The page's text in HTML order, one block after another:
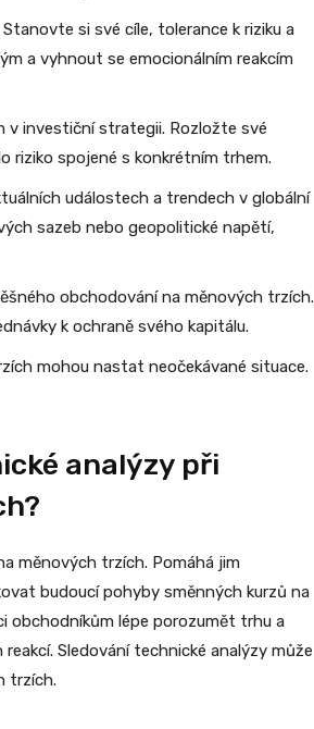
si své cíle, tolerance k riziku a
a vyhnout se emocionálním reakcím
v investiční strategii. Rozložte své
riziko spojené s konkrétním trhem.
událostech a trendech v globální
sazeb nebo geopolitické napětí,
obchodování na měnových trzích.
k ochraně svého kapitálu.
mohou nastat neočekávané situace.
analýzy při
měnových trzích. Pomáhá jim
budoucí pohyby směnných kurzů na
obchodníkům lépe porozumět trhu a
Sledování technické analýzy může
trzích.